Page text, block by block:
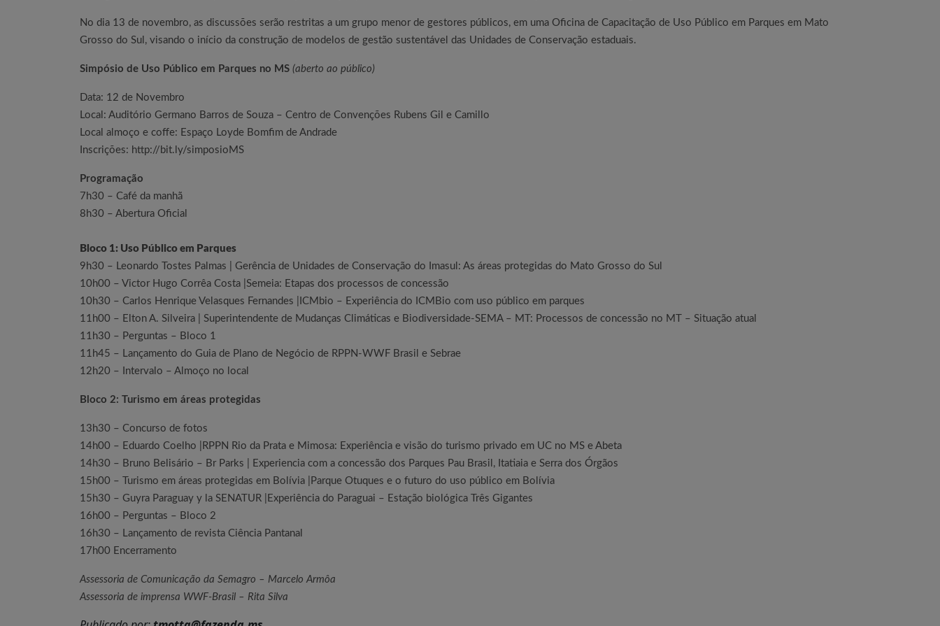
No dia 13 de novembro, as discussões serão restritas a um grupo menor de gestores públicos, em uma Oficina de Capacitação de Uso Público em Parques em Mato
Grosso do Sul, visando o início da construção de modelos de gestão sustentável das Unidades de Conservação estaduais.
Simpósio de Uso Público em Parques no MS (aberto ao público)
Data: 12 de Novembro
Local: Auditório Germano Barros de Souza – Centro de Convenções Rubens Gil e Camillo
Local almoço e coffe: Espaço Loyde Bomfim de Andrade
Inscrições: http://bit.ly/simposioMS
Programação
7h30 – ­Café da manhã
8h30 – Abertura Oficial
Bloco 1: Uso Público em Parques
9h30 – Leonardo Tostes Palmas | Gerência de Unidades de Conservação do Imasul: As áreas protegidas do Mato Grosso do Sul
10h00 – Victor Hugo Corrêa Costa |Semeia: Etapas dos processos de concessão
10h30 – Carlos Henrique Velasques Fernandes |ICMbio – Experiência do ICMBio com uso público em parques
11h00 – Elton A. Silveira | Superintendente de Mudanças Climáticas e Biodiversidade-SEMA – MT: Processos de concessão no MT – Situação atual
11h30 – Perguntas – Bloco 1
11h45 – Lançamento do Guia de Plano de Negócio de RPPN-WWF Brasil e Sebrae
12h20 – Intervalo – Almoço no local
Bloco 2: Turismo em áreas protegidas
13h30 – Concurso de fotos
14h00 – Eduardo Coelho |RPPN Rio da Prata e Mimosa: Experiência e visão do turismo privado em UC no MS e Abeta
14h30 – Bruno Belisário – Br Parks | Experiencia com a concessão dos Parques Pau Brasil, Itatiaia e Serra dos Órgãos
15h00 – Turismo em áreas protegidas em Bolívia |Parque Otuques e o futuro do uso público em Bolívia
15h30 – Guyra Paraguay y la SENATUR |Experiência do Paraguai – Estação biológica Três Gigantes
16h00 – Perguntas – Bloco 2
16h30 – Lançamento de revista Ciência Pantanal
17h00 Encerramento
Assessoria de Comunicação da Semagro – Marcelo Armôa
Assessoria de imprensa WWF-Brasil – Rita Silva